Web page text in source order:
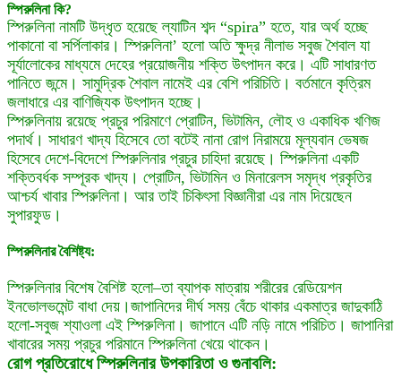
স্পিরুলিনা কি?
স্পিরুলিনা নামটি উদ্ধৃত হয়েছে ল্যাটিন শব্দ “spira” হতে, যার অর্থ হচ্ছে
পাকানো বা সর্পিলাকার। স্পিরুলিনা’ হলো অতি ক্ষুদ্র নীলাভ সবুজ শৈবাল যা
সূর্যালোকের মাধ্যমে দেহের প্রয়োজনীয় শক্তি উৎপাদন করে। এটি সাধারণত
পানিতে জন্মে। সামুদ্রিক শৈবাল নামেই এর বেশি পরিচিতি। বর্তমানে কৃত্রিম
জলাধারে এর বাণিজ্যিক উৎপাদন হচ্ছে।
স্পিরুলিনায় রয়েছে প্রচুর পরিমাণে প্রোটিন, ভিটামিন, লৌহ ও একাধিক খণিজ
পদার্থ। সাধারণ খাদ্য হিসেবে তো বটেই নানা রোগ নিরাময়ে মূল্যবান ভেষজ
হিসেবে দেশে-বিদেশে স্পিরুলিনার প্রচুর চাহিদা রয়েছে। স্পিরুলিনা একটি
শক্তিবর্ধক সম্পূরক খাদ্য। প্রোটিন, ভিটামিন ও মিনারেলস সমৃদ্ধ প্রকৃতির
আশ্চর্য খাবার স্পিরুলিনা। আর তাই চিকিৎসা বিজ্ঞানীরা এর নাম দিয়েছেন
সুপারফুড।
স্পিরুলিনার বৈশিষ্ট্য:
স্পিরুলিনার বিশেষ বৈশিষ্ট হলো–তা ব্যাপক মাত্রায় শরীরের রেডিয়েশন
ইনভোলভমেন্ট বাধা দেয়।জাপানিদের দীর্ঘ সময় বেঁচে থাকার একমাত্র জাদুকাঠি
হলো-সবুজ শ্যাওলা এই স্পিরুলিনা। জাপানে এটি নড়ি নামে পরিচিত। জাপানিরা
খাবারের সময় প্রচুর পরিমানে স্পিরুলিনা খেয়ে থাকেন।
রোগ প্রতিরোধে স্পিরুলিনার উপকারিতা ও গুনাবলি: